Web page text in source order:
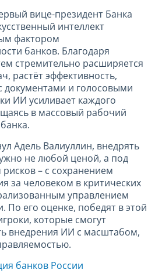
вице-президент Банка
интеллект
фактором
банков. Благодаря
стремительно расширяется
растёт эффективность,
документами и голосовыми
ИИ усиливает каждого
в массовый рабочий
Адель Валиуллин, внедрять
не любой ценой, а под
– с сохранением
за человеком в критических
управлением
его оценке, победят в этой
которые смогут
внедрения ИИ с масштабом,
банков России